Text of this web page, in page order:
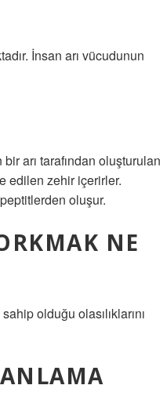
İnsan arı vücudunun
arı tarafından oluşturulan
edilen zehir içerirler.
oluşur.
NE
olduğu olasılıklarını